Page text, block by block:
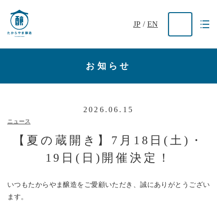
JP / EN
お知らせ
2026.06.15
ニュース
【夏の蔵開き】7月18日(土)・
19日(日)開催決定！
いつもたからやま醸造をご愛顧いただき、誠にありがとうござい
ます。